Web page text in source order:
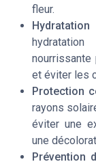
fleur.
et éviter les
Protection
rayons
éviter une
une
Prévention